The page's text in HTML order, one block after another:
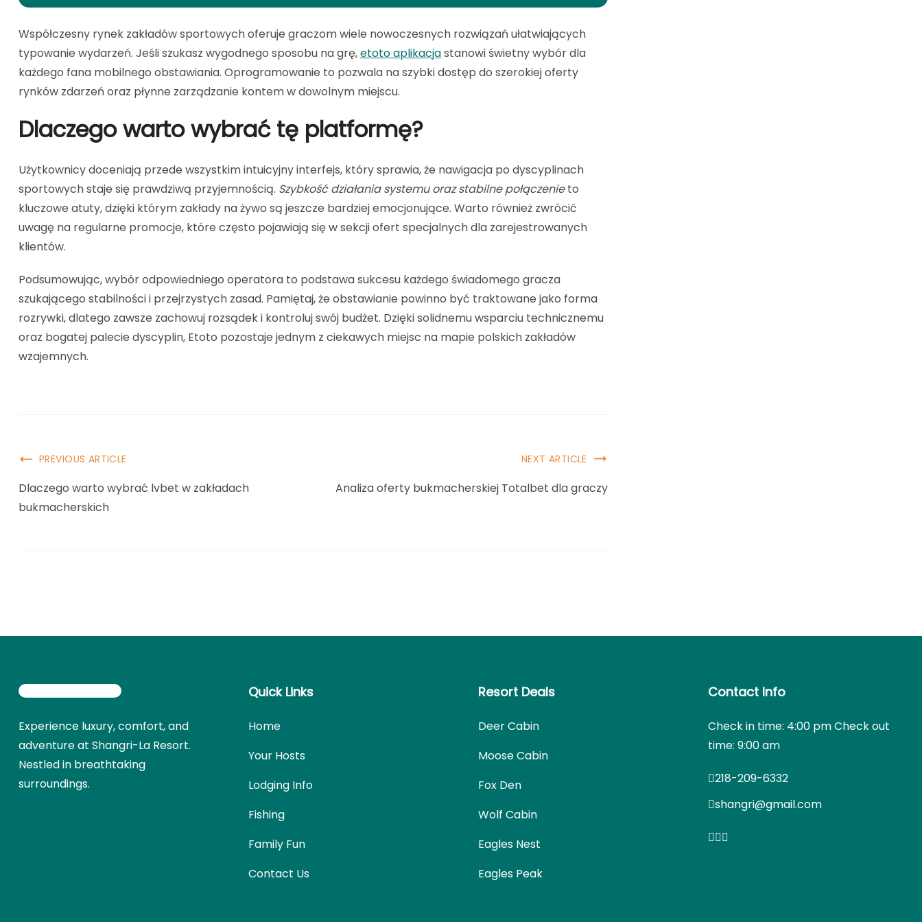
Współczesny rynek zakładów sportowych oferuje graczom wiele nowoczesnych rozwiązań ułatwiających
typowanie wydarzeń. Jeśli szukasz wygodnego sposobu na grę,etoto aplikacjastanowi świetny wybór dla
każdego fana mobilnego obstawiania. Oprogramowanie to pozwala na szybki dostęp do szerokiej oferty
rynków zdarzeń oraz płynne zarządzanie kontem w dowolnym miejscu.
Dlaczego warto wybrać tę platformę?
Użytkownicy doceniają przede wszystkim intuicyjny interfejs, który sprawia, że nawigacja po dyscyplinach
sportowych staje się prawdziwą przyjemnością. Szybkość działania systemu oraz stabilne połączenieto
kluczowe atuty, dzięki którym zakłady na żywo są jeszcze bardziej emocjonujące. Warto również zwrócić
uwagę na regularne promocje, które często pojawiają się w sekcji ofert specjalnych dla zarejestrowanych
klientów.
Podsumowując, wybór odpowiedniego operatora to podstawa sukcesu każdego świadomego gracza
szukającego stabilności i przejrzystych zasad. Pamiętaj, że obstawianie powinno być traktowane jako forma
rozrywki, dlatego zawsze zachowuj rozsądek i kontroluj swój budżet. Dzięki solidnemu wsparciu technicznemu
oraz bogatej palecie dyscyplin, Etoto pozostaje jednym z ciekawych miejsc na mapie polskich zakładów
wzajemnych.
Post
Navigation
PREVIOUS ARTICLE
Dlaczego warto wybrać lvbet w zakładach
bukmacherskich
NEXT ARTICLE
Analiza oferty bukmacherskiej Totalbet dla graczy
Experience luxury, comfort, and
adventure at Shangri-La Resort.
Nestled in breathtaking
surroundings.
Quick Links
Home
Your Hosts
Lodging Info
Fishing
Family Fun
Contact Us
Resort Deals
Deer Cabin
Moose Cabin
Fox Den
Wolf Cabin
Eagles Nest
Eagles Peak
Contact Info
Check in time: 4:00 pm Check out
time: 9:00 am
218-209-6332
shangri@gmail.com